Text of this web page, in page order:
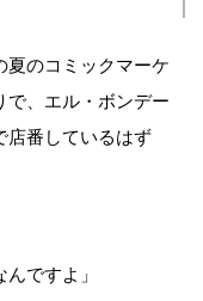
夏のコミックマーケ
で、エル・ボンデー
店番しているはず
ですよ」